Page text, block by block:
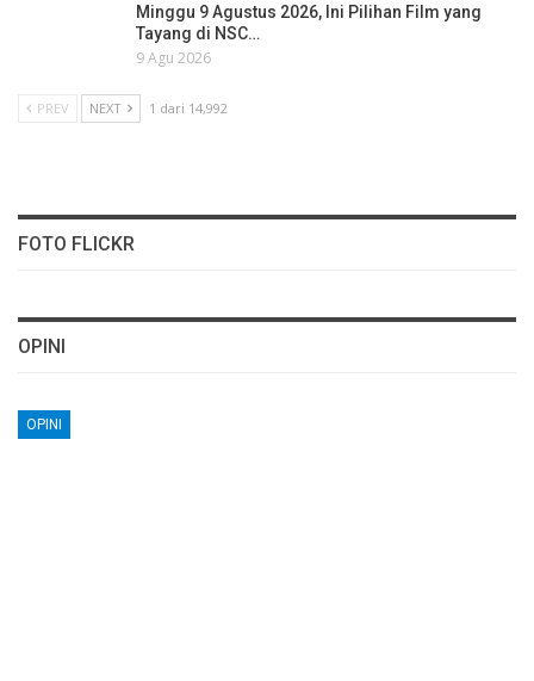
Minggu 9 Agustus 2026, Ini Pilihan Film yang
Tayang di NSC…
9 Agu 2026
PREV NEXT 1 dari 14,992
FOTO FLICKR
OPINI
OPINI